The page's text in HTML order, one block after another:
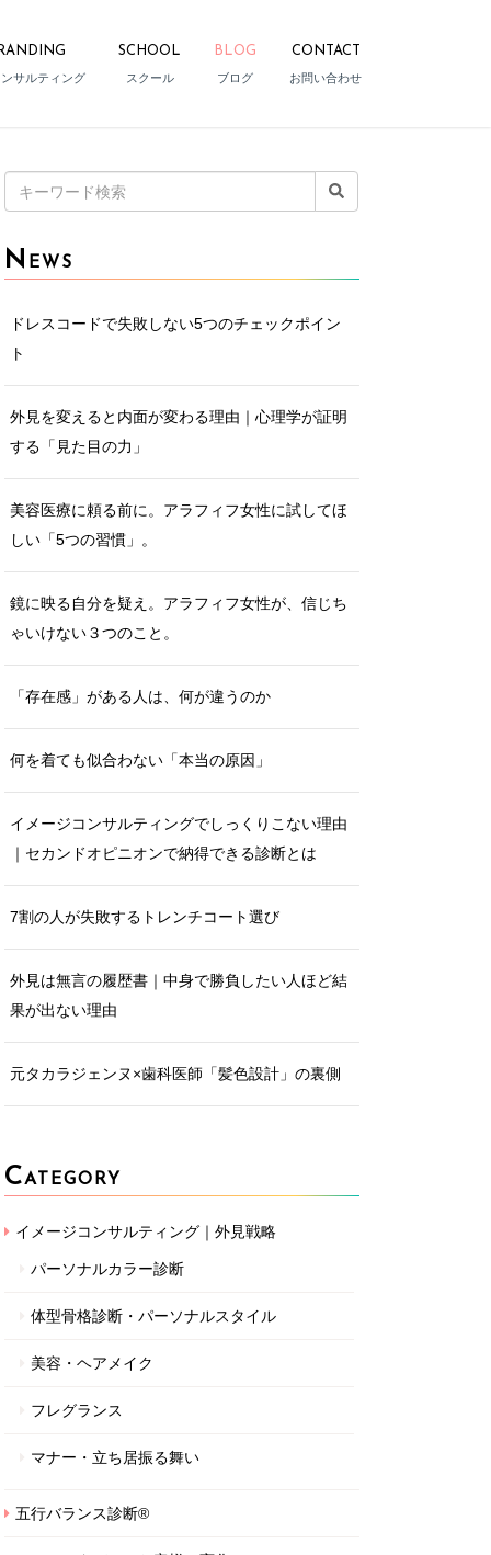
サルティング
SCHOOL
スクール
BLOG
ブログ
CONTACT
お問い合わせ
索:
N EWS
ドレスコードで失敗しない5つのチェックポイン
ト
外見を変えると内面が変わる理由｜心理学が証明
する「見た目の力」
美容医療に頼る前に。アラフィフ女性に試してほ
しい「5つの習慣」。
鏡に映る自分を疑え。アラフィフ女性が、信じち
ゃいけない３つのこと。
「存在感」がある人は、何が違うのか
何を着ても似合わない「本当の原因」
イメージコンサルティングでしっくりこない理由
｜セカンドオピニオンで納得できる診断とは
7割の人が失敗するトレンチコート選び
外見は無言の履歴書｜中身で勝負したい人ほど結
果が出ない理由
元タカラジェンヌ×歯科医師「髪色設計」の裏側
CATEGORY
イメージコンサルティング｜外見戦略
パーソナルカラー診断
体型骨格診断・パーソナルスタイル
美容・ヘアメイク
フレグランス
マナー・立ち居振る舞い
五行バランス診断®